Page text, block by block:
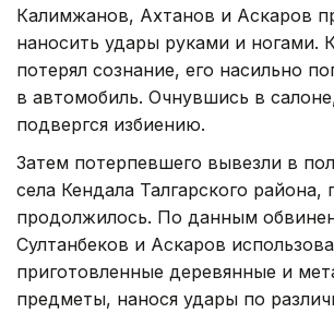
Калимжанов, Ахтанов и Аскаров
наносить удары руками и ногами.
потерял сознание, его насильно
в автомобиль. Очнувшись в
подвергся избиению.
Затем потерпевшего вывезли в
села Кендала Талгарского района,
продолжилось. По данным
Султанбеков и Аскаров
приготовленные деревянные и
предметы, нанося удары по